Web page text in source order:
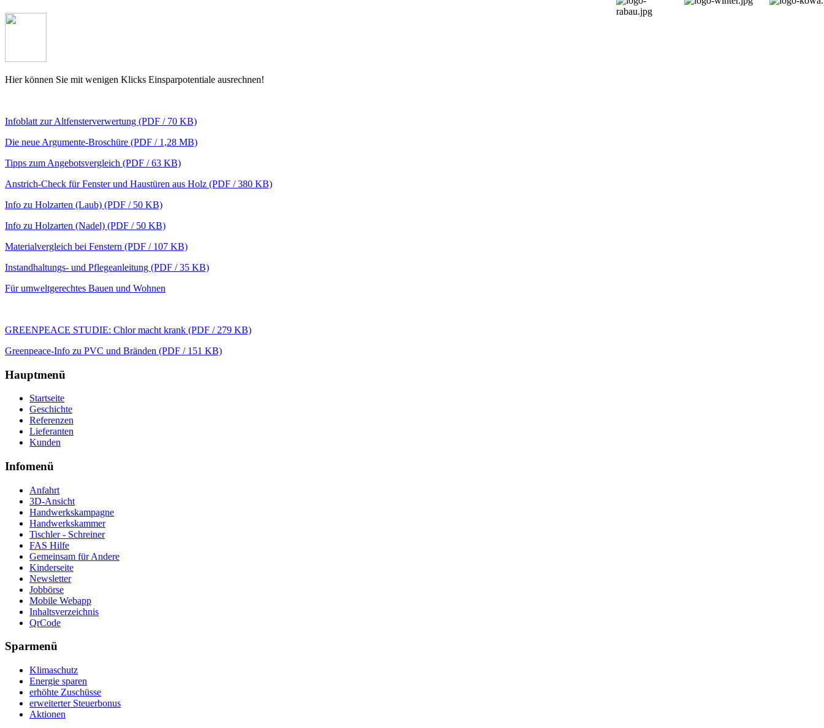
Hier können Sie mit wenigen Klicks Einsparpotentiale ausrechnen!
Infoblatt zur Altfensterverwertung (PDF / 70 KB)
Die neue Argumente-Broschüre (PDF / 1,28 MB)
Tipps zum Angebotsvergleich (PDF / 63 KB)
Anstrich-Check für Fenster und Haustüren aus Holz (PDF / 380 KB)
Info zu Holzarten (Laub) (PDF / 50 KB)
Info zu Holzarten (Nadel) (PDF / 50 KB)
Materialvergleich bei Fenstern (PDF / 107 KB)
Instandhaltungs- und Pflegeanleitung (PDF / 35 KB)
Für umweltgerechtes Bauen und Wohnen
GREENPEACE STUDIE: Chlor macht krank (PDF / 279 KB)
Greenpeace-Info zu PVC und Bränden (PDF / 151 KB)
Hauptmenü
Startseite
Geschichte
Referenzen
Lieferanten
Kunden
Infomenü
Anfahrt
3D-Ansicht
Handwerkskampagne
Handwerkskammer
Tischler - Schreiner
FAS Hilfe
Gemeinsam für Andere
Kinderseite
Newsletter
Jobbörse
Mobile Webapp
Inhaltsverzeichnis
QrCode
Sparmenü
Klimaschutz
Energie sparen
erhöhte Zuschüsse
erweiterter Steuerbonus
Aktionen